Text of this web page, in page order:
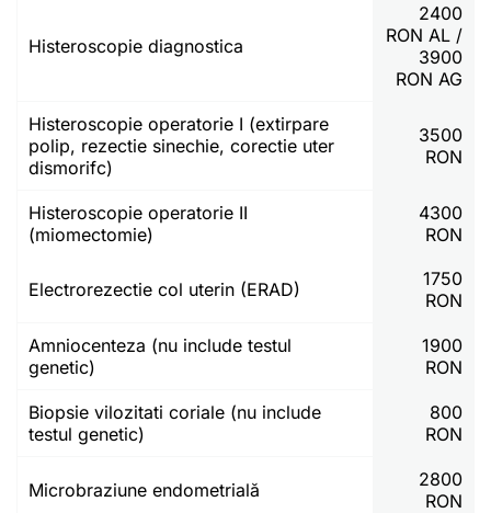
Histeroscopie diagnostica
2400
RON AL /
3900
RON AG
Histeroscopie operatorie I (extirpare
polip, rezectie sinechie, corectie uter
dismorifc)
3500
RON
Histeroscopie operatorie II
(miomectomie)
4300
RON
Electrorezectie col uterin (ERAD)
1750
RON
Amniocenteza (nu include testul
genetic)
1900
RON
Biopsie vilozitati coriale (nu include
testul genetic)
800
RON
Microbraziune endometrială
2800
RON